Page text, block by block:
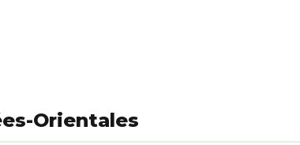
Orientales